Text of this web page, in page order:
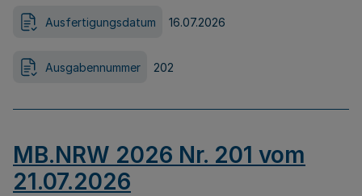
Ausfertigungsdatum 16.07.2026
Ausgabennummer 202
MB.NRW 2026 Nr. 201 vom
21.07.2026